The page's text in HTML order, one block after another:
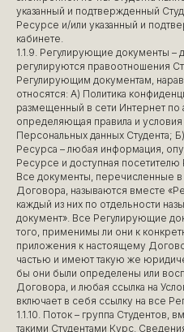
указанный и подтвержденный
Ресурсе и/или указанный и
кабинете.
1.1.9. Регулирующие документы –
регулируются правоотношения
Регулирующим документам,
относятся: А) Политика
размещенный в сети Интернет
определяющая правила и
Персональных данных
Ресурса – любая информация,
Ресурсе и доступная посетителю
Все документы, перечисленные в
Договора, называются вместе
каждый из них по отдельности
документ». Все Регулирующие
того, применимы ли они к
приложения к настоящему
частью и имеют такую же
бы они были определены или
Договора, и любая ссылка на
включает в себя ссылку на все
1.1.10. Поток – группа Студентов,
такими Студентами Курс.